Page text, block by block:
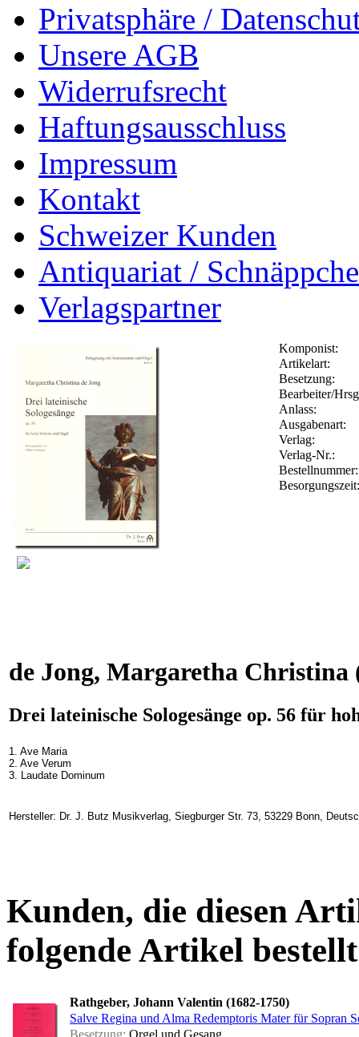
Privatsphäre /
Unsere AGB
Widerrufsrecht
Haftungsausschluss
Impressum
Kontakt
Schweizer Kunden
Antiquariat /
Verlagspartner
Komponist:
Artikelart:
Besetzung:
Bearbeiter/
Anlass:
Ausgabenart:
Verlag:
Verlag-Nr.:
de Jong, Margaretha Christina
Drei lateinische Sologesänge op. 56 für
1. Ave Maria
2. Ave Verum
3. Laudate Dominum
Hersteller: Dr. J. Butz Musikverlag, Siegburger Str. 73, 53229 Bonn,
Kunden, die diesen
folgende Artikel
Rathgeber, Johann Valentin (1682-1750)
Salve Regina und Alma Redemptoris Mater für Sopran